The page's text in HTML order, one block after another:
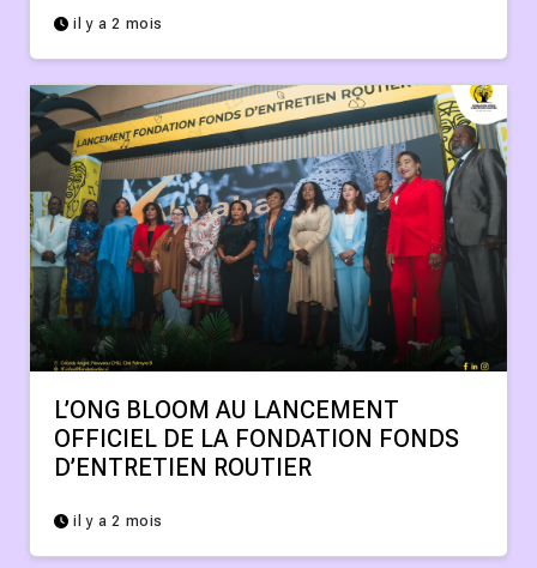
il y a 2 mois
L’ONG BLOOM AU LANCEMENT
OFFICIEL DE LA FONDATION FONDS
D’ENTRETIEN ROUTIER
il y a 2 mois